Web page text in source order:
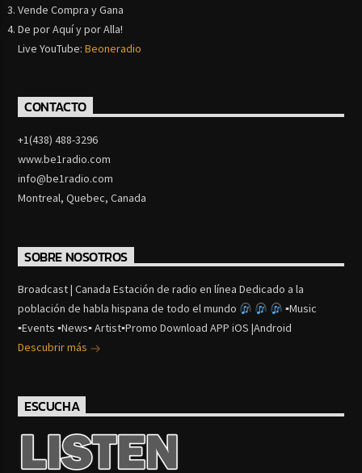
Vende Compra y Gana
De por Aquí y por Alla!
Live YouTube:Beoneradio
CONTACTO
+1(438) 488-3296
www.be1radio.com
info@be1radio.com
Montreal, Quebec, Canada
SOBRE NOSOTROS
Broadcast | Canada Estación de radio en línea Dedicado a la
población de habla hispana de todo el mundo
▪Music
▪Events ▪News▪ Artist▪Promo Download APP iOS |Android
Descubrir más
ESCUCHA